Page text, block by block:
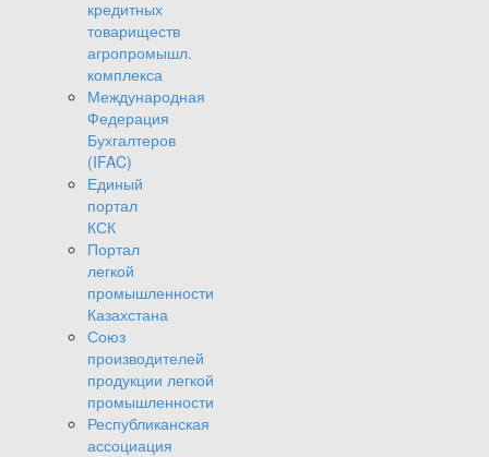
кредитных
товариществ
агропромышл.
комплекса
Международная
Федерация
Бухгалтеров
(IFAC)
Единый
портал
КСК
Портал
легкой
промышленности
Казахстана
Союз
производителей
продукции легкой
промышленности
Республиканская
ассоциация